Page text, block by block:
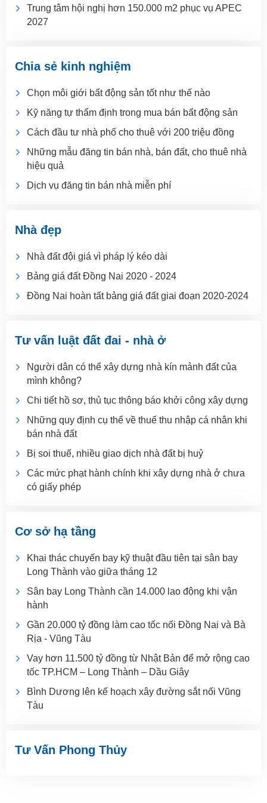
Trung tâm hội nghị hơn 150.000 m2 phục vụ APEC
2027
Chia sẻ kinh nghiệm
Chọn môi giới bất động sản tốt như thế nào
Kỹ năng tự thẩm định trong mua bán bất động sản
Cách đầu tư nhà phố cho thuê với 200 triệu đồng
Những mẫu đăng tin bán nhà, bán đất, cho thuê nhà
hiệu quả
Dịch vụ đăng tin bán nhà miễn phí
Nhà đẹp
Nhà đất đội giá vì pháp lý kéo dài
Bảng giá đất Đồng Nai 2020 - 2024
Đồng Nai hoàn tất bảng giá đất giai đoạn 2020-2024
Tư vấn luật đất đai - nhà ở
Người dân có thể xây dựng nhà kín mảnh đất của
mình không?
Chi tiết hồ sơ, thủ tục thông báo khởi công xây dựng
Những quy định cụ thể về thuế thu nhập cá nhân khi
bán nhà đất
Bị soi thuế, nhiều giao dịch nhà đất bị huỷ
Các mức phạt hành chính khi xây dựng nhà ở chưa
có giấy phép
Cơ sở hạ tầng
Khai thác chuyến bay kỹ thuật đầu tiên tại sân bay
Long Thành vào giữa tháng 12
Sân bay Long Thành cần 14.000 lao động khi vận
hành
Gần 20.000 tỷ đồng làm cao tốc nối Đồng Nai và Bà
Rịa - Vũng Tàu
Vay hơn 11.500 tỷ đồng từ Nhật Bản để mở rộng cao
tốc TP.HCM – Long Thành – Dầu Giây
Bình Dương lên kế hoạch xây đường sắt nối Vũng
Tàu
Tư Vấn Phong Thủy